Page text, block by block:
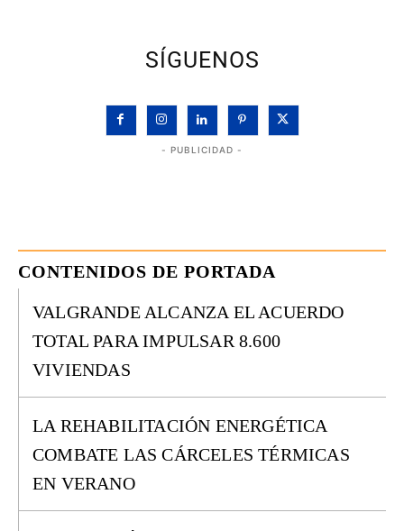
SÍGUENOS
- PUBLICIDAD -
CONTENIDOS DE PORTADA
VALGRANDE ALCANZA EL ACUERDO
TOTAL PARA IMPULSAR 8.600
VIVIENDAS
LA REHABILITACIÓN ENERGÉTICA
COMBATE LAS CÁRCELES TÉRMICAS
EN VERANO